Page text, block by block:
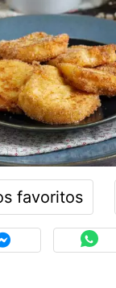
favoritos